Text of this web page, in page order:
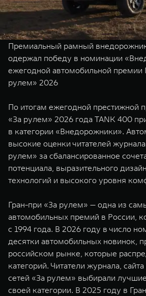
TANK 500
Веди за собой
от 6 499 000 ₽
WEY 07
Расширяя границы комфорта
от 6 149 000 ₽
TANK Финансы
Корпоративным клиентам
TANK ФИНАНСЫ
TANK Кредит
TANK Страхование
Сервис
Специальные предложения
Моторные масла
ЦИФРОВЫЕ СЕРВИСЫ TANK
Подписки
Премиальный рамный
одержал победу в номинации
ежегодной автомобильной премии
рулем» 2026
По итогам ежегодной престижной
«За рулем» 2026 года TANK 400
в категории «Внедорожники».
высокие оценки читателей
рулем» за сбалансированное
потенциала, выразительного
технологий и высокого уровня
Гран-при «За рулем» — одна из
автомобильных премий в России,
с 1994 года. В 2026 году в число
десятки автомобильных новинок,
российском рынке, которые
категорий. Читатели журнала,
сетей «За рулем» выбирали
своей категории. В 2025 году в